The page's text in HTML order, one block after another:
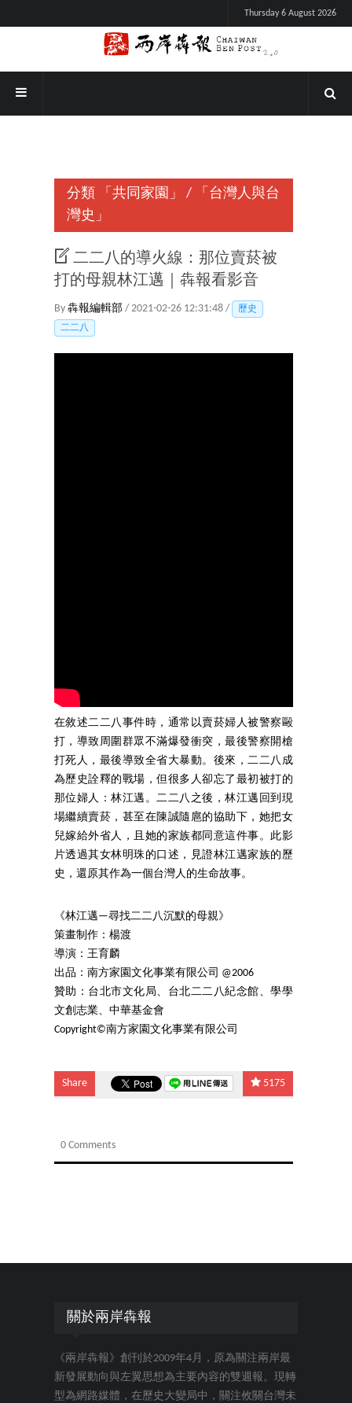
Thursday 6 August 2026
分類 「共同家園」 /
「台灣人與台
灣史」
二二八的導火線：那位賣菸被
打的母親林江邁｜犇報看影音
By 犇報編輯部 / 2021-02-26 12:31:48 /
歷史
二二八
在敘述二二八事件時，通常以賣菸婦人被警察毆
打，導致周圍群眾不滿爆發衝突，最後警察開槍
打死人，最後導致全省大暴動。後來，二二八成
為歷史詮釋的戰場，但很多人卻忘了最初被打的
那位婦人：林江邁。二二八之後，林江邁回到現
場繼續賣菸，甚至在陳誠隨扈的協助下，她把女
兒嫁給外省人，且她的家族都同意這件事。此影
片透過其女林明珠的口述，見證林江邁家族的歷
史，還原其作為一個台灣人的生命故事。
《林江邁—尋找二二八沉默的母親》
策畫制作：楊渡
導演：王育麟
出品：南方家園文化事業有限公司 @2006
贊助：台北市文化局、台北二二八紀念館、學學
文創志業、中華基金會
Copyright©南方家園文化事業有限公司
Share 5175
0 Comments
關於兩岸犇報
《兩岸犇報》創刊於2009年4月，原為關注兩岸最
新發展動向與左翼思想為主要內容的雙週報。現轉
型為網路媒體，在歷史大變局中，關注攸關台灣未